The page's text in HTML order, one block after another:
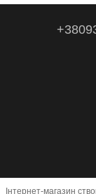
Інтернет-магазин